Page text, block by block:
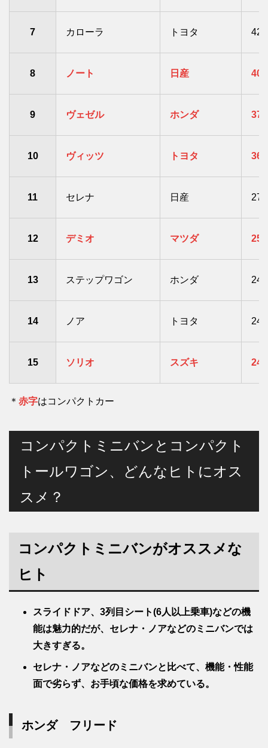
7 カローラ トヨタ
8 ノート 日産
9 ヴェゼル ホンダ
10 ヴィッツ トヨタ
11 セレナ 日産
12 デミオ マツダ
13 ステップワゴン ホンダ
14 ノア トヨタ
15 ソリオ スズキ
＊ 赤字はコンパクトカー
コンパクトミニバンとコンパクト
トールワゴン、どんなヒトにオス
スメ？
コンパクトミニバンがオススメな
ヒト
スライドドア、3列目シート(6人以上乗車)などの機
能は魅力的だが、セレナ・ノアなどのミニバンでは
大きすぎる。
セレナ・ノアなどのミニバンと比べて、機能・性能
面で劣らず、お手頃な価格を求めている。
ホンダ フリード